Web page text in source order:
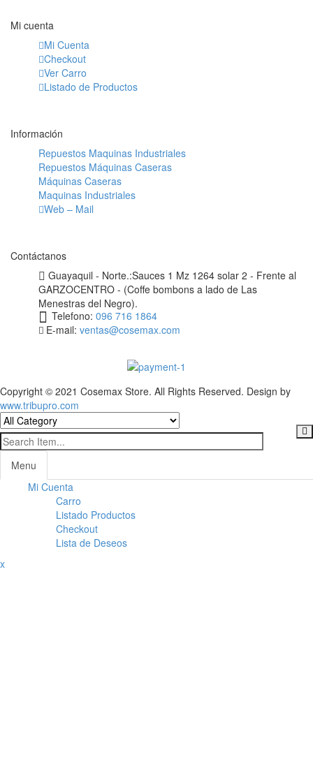
Mi cuenta
Mi Cuenta
Checkout
Ver Carro
Listado de Productos
Información
Repuestos Maquinas Industriales
Repuestos Máquinas Caseras
Máquinas Caseras
Maquinas Industriales
Web – Mail
Contáctanos
Guayaquil - Norte.:Sauces 1 Mz 1264 solar 2 - Frente al
GARZOCENTRO - (Coffe bombons a lado de Las
Menestras del Negro).
Telefono: 096 716 1864
E-mail: ventas@cosemax.com
Copyright © 2021 Cosemax Store. All Rights Reserved. Design by
www.tribupro.com
Menu
Mi Cuenta
Carro
Listado Productos
Checkout
Lista de Deseos
x